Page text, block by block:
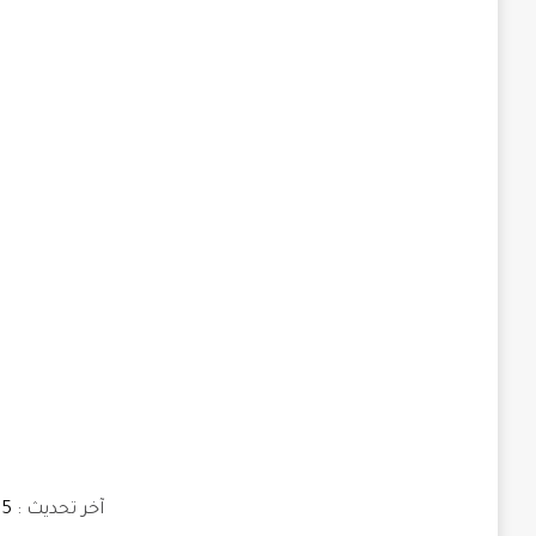
آخر تحديث : 5 ديسمبر، 2020